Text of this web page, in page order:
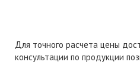
Для точного расчета цены
консультации по продукции